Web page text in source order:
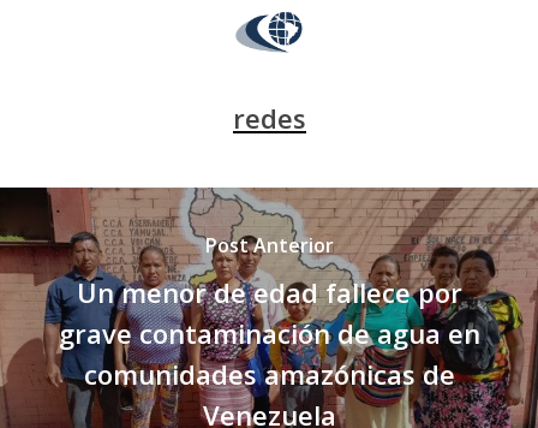
redes
Post Anterior
Un menor de edad fallece por
grave contaminación de agua en
comunidades amazónicas de
Venezuela